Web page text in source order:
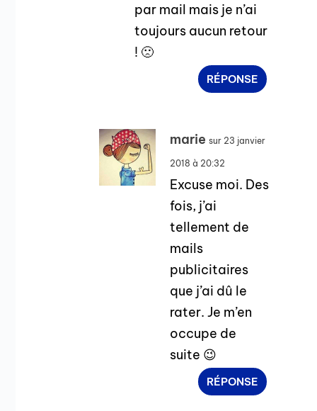
par mail mais je n’ai
toujours aucun retour
! 🙁
RÉPONSE
marie sur 23 janvier
2018 à 20:32
Excuse moi. Des
fois, j’ai
tellement de
mails
publicitaires
que j’ai dû le
rater. Je m’en
occupe de
suite 😉
RÉPONSE